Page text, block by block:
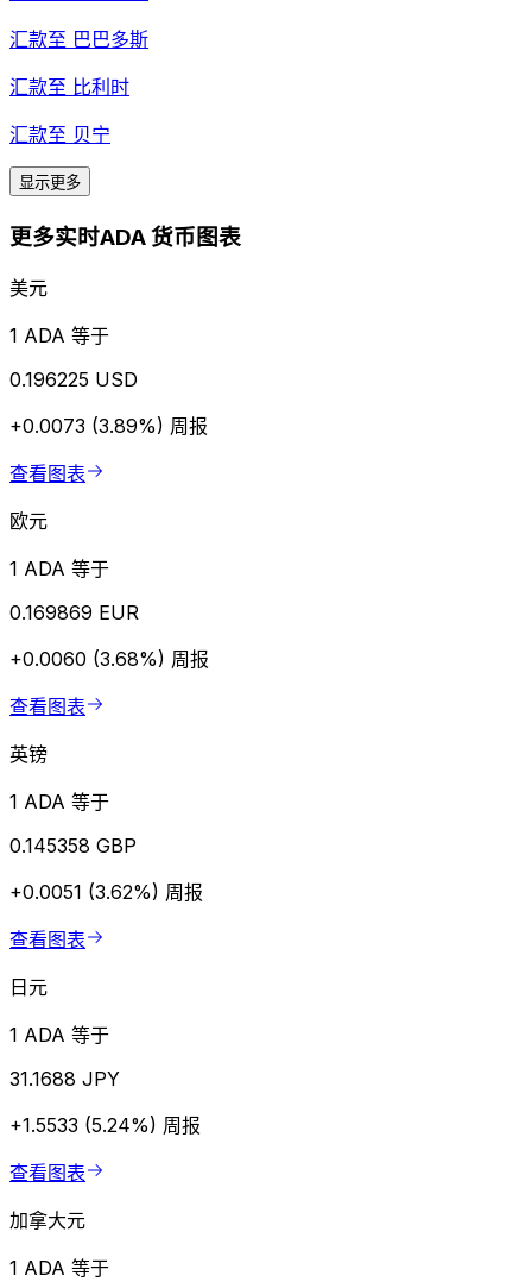
汇款至 巴巴多斯
汇款至 比利时
汇款至 贝宁
显示更多
更多实时ADA 货币图表
美元
1 ADA 等于
0.196225 USD
+0.0073 (3.89%) 周报
查看图表
欧元
1 ADA 等于
0.169869 EUR
+0.0060 (3.68%) 周报
查看图表
英镑
1 ADA 等于
0.145358 GBP
+0.0051 (3.62%) 周报
查看图表
日元
1 ADA 等于
31.1688 JPY
+1.5533 (5.24%) 周报
查看图表
加拿大元
1 ADA 等于